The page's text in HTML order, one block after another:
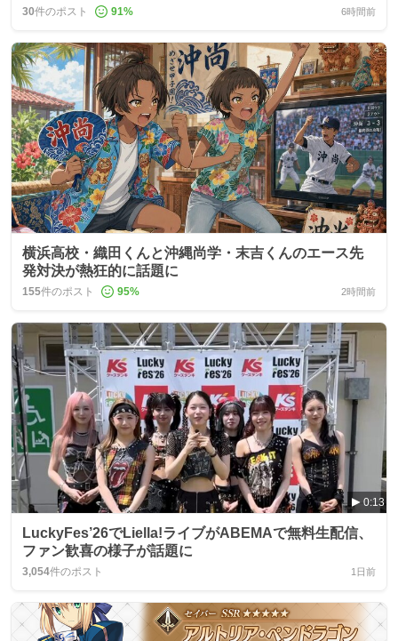
30件のポスト 91% 6時間前
横浜高校・織田くんと沖縄尚学・末吉くんのエース先
発対決が熱狂的に話題に
155件のポスト 95% 2時間前
0:13
LuckyFes’26でLiella!ライブがABEMAで無料生配信、
ファン歓喜の様子が話題に
3,054件のポスト 1日前